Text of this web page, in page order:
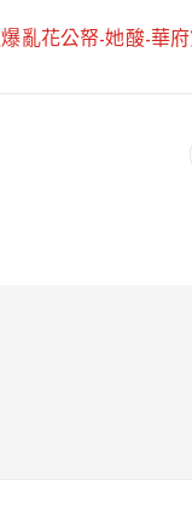
亂花公帑-她酸-華